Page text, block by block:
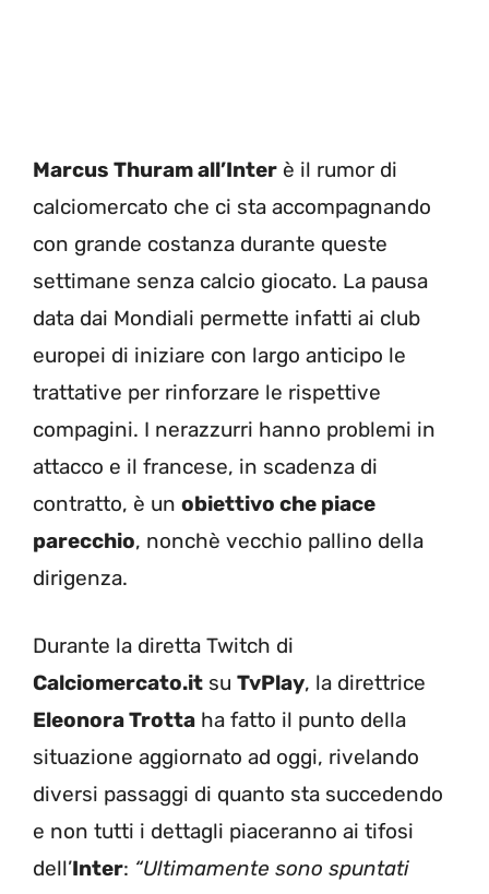
Marcus Thuram all’Inter è il rumor di
calciomercato che ci sta accompagnando
con grande costanza durante queste
settimane senza calcio giocato. La pausa
data dai Mondiali permette infatti ai club
europei di iniziare con largo anticipo le
trattative per rinforzare le rispettive
compagini. I nerazzurri hanno problemi in
attacco e il francese, in scadenza di
contratto, è un obiettivo che piace
parecchio, nonchè vecchio pallino della
dirigenza.
Durante la diretta Twitch di
Calciomercato.it su TvPlay, la direttrice
Eleonora Trotta ha fatto il punto della
situazione aggiornato ad oggi, rivelando
diversi passaggi di quanto sta succedendo
e non tutti i dettagli piaceranno ai tifosi
dell’Inter: “Ultimamente sono spuntati